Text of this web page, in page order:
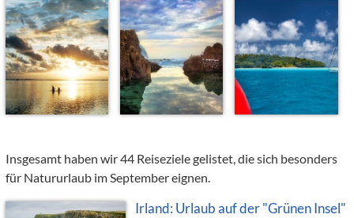
Insgesamt haben wir 44 Reiseziele gelistet, die sich besonders
für Natururlaub im September eignen.
Irland: Urlaub auf der "Grünen Insel"